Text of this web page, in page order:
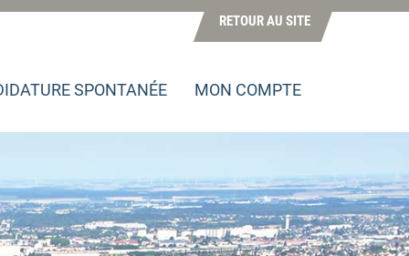
RETOUR AU SITE
SPONTANÉE MON COMPTE